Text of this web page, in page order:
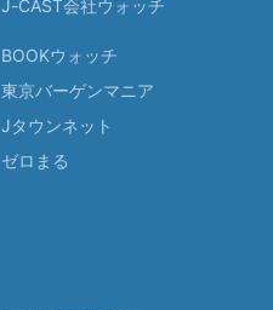
J-CAST会社ウォッチ
BOOKウォッチ
東京バーゲンマニア
Jタウンネット
ゼロまる